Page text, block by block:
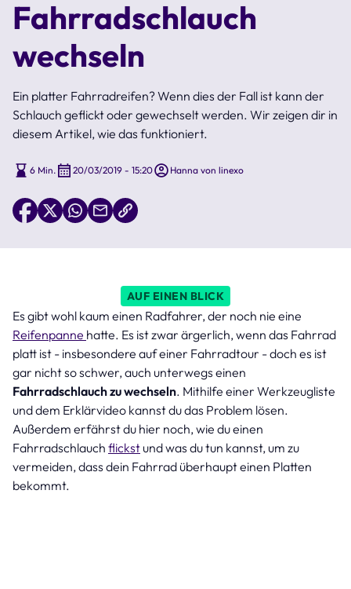
Fahrradschlauch
wechseln
Ein platter Fahrradreifen? Wenn dies der Fall ist kann der
Schlauch geflickt oder gewechselt werden. Wir zeigen dir in
diesem Artikel, wie das funktioniert.
6 Min. 20/03/2019 - 15:20 Hanna von linexo
AUF EINEN BLICK
Es gibt wohl kaum einen Radfahrer, der noch nie eine
Reifenpanne hatte. Es ist zwar ärgerlich, wenn das Fahrrad
platt ist - insbesondere auf einer Fahrradtour - doch es ist
gar nicht so schwer, auch unterwegs einen
Fahrradschlauch zu wechseln. Mithilfe einer Werkzeugliste
und dem Erklärvideo kannst du das Problem lösen.
Außerdem erfährst du hier noch, wie du einen
Fahrradschlauch flickst und was du tun kannst, um zu
vermeiden, dass dein Fahrrad überhaupt einen Platten
bekommt.